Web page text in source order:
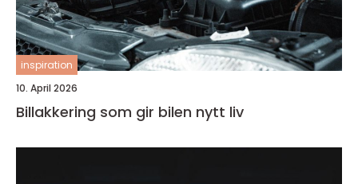
inspiration
10. April 2026
Billakkering som gir bilen nytt liv